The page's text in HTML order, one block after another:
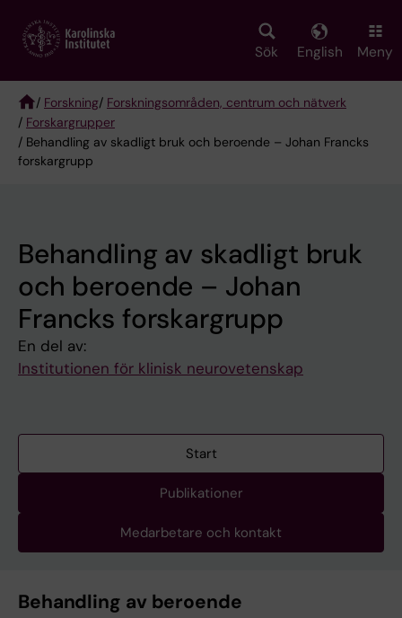
main
Sök English Meny
Breadcrumb
/ Forskning/ Forskningsområden, centrum och nätverk
/ Forskargrupper
/ Behandling av skadligt bruk och beroende – Johan Francks
forskargrupp
Behandling av skadligt bruk
och beroende – Johan
Francks forskargrupp
En del av:
Institutionen för klinisk neurovetenskap
Start
Publikationer
Medarbetare och kontakt
Behandling av beroende